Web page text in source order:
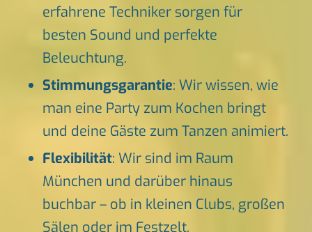
erfahrene Techniker sorgen für
besten Sound und perfekte
Beleuchtung.
Stimmungsgarantie: Wir wissen, wie
man eine Party zum Kochen bringt
und deine Gäste zum Tanzen animiert.
Flexibilität: Wir sind im Raum
München und darüber hinaus
buchbar – ob in kleinen Clubs, großen
Sälen oder im Festzelt.